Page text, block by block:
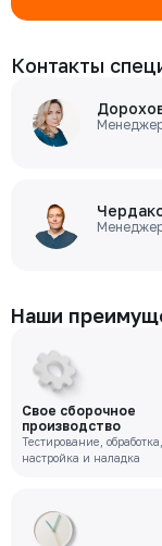
Контакты
Наши
Свое сборочное
производство
Тестирование, обработка,
настройка и наладка